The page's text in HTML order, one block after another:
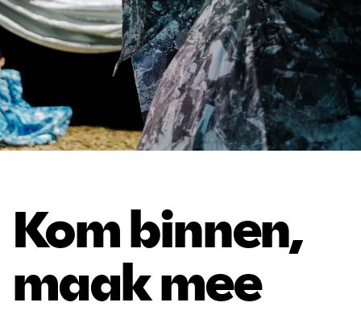
Kom binnen,
maak mee